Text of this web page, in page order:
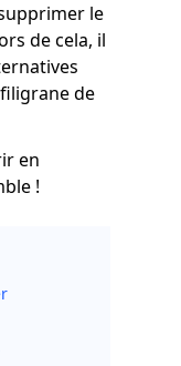
le
de cela, il
de
en
!